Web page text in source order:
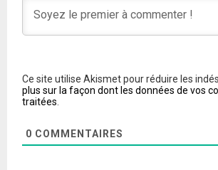
Ce site utilise Akismet pour réduire les
plus sur la façon dont les données de vos
traitées
0 COMMENTAIRES